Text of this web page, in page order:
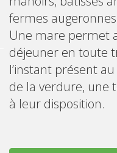
fermes
Une mare permet
déjeuner en toute
l’instant présent
de la verdure, une
à leur disposition.